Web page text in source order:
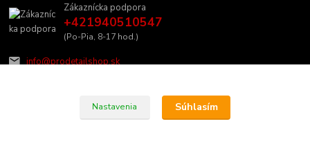
Zákaznícka podpora
+421940510547
(Po-Pia, 8-17 hod.)
info@prodetailshop.sk
Nastavenia Súhlasím